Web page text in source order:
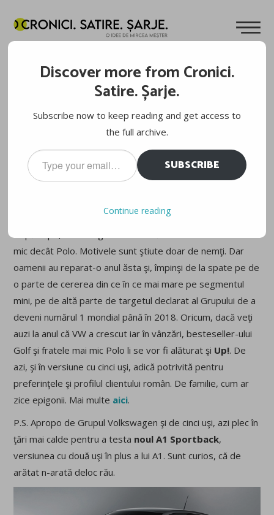
Cuvinte de Mircea Meșter 23.01.2012
mic decât Polo. Motivele sunt ştiute doar de nemţi. Dar
oamenii au reparat-o anul ăsta şi, împinşi de la spate pe de
o parte de cererea din ce în ce mai mare pe segmentul
mini, pe de altă parte de targetul declarat al Grupului de a
deveni numărul 1 mondial până în 2018. Oricum, dacă veţi
auzi la anul că VW a crescut iar în vânzări, besteseller-ului
Golf şi fratele mai mic Polo li se vor fi alăturat şi Up!. De
azi, şi în versiune cu cinci uşi, adică potrivită pentru
preferinţele şi profilul clientului român. De familie, cum ar
zice epigonii. Mai multe aici.
P.S. Apropo de Grupul Volkswagen şi de cinci uşi, azi plec în
ţări mai calde pentru a testa noul A1 Sportback,
versiunea cu două uşi în plus a lui A1. Sunt curios, că de
arătat n-arată deloc rău.
Discover more from Cronici.
Satire. Șarje.
Subscribe now to keep reading and get access to
the full archive.
Type
your
email…
SUBSCRIBE
Continue reading